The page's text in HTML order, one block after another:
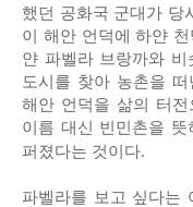
했던 공화국 군대가 당
이 해안 언덕에 하얀
얀 파벨라 브랑까와
도시를 찾아 농촌을
해안 언덕을 삶의 터
이름 대신 빈민촌을 뜻
퍼졌다는 것이다.
파벨라를 보고 싶다는